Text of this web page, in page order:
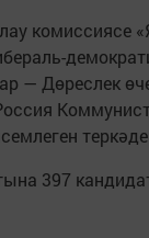
комиссиясе
— Дөреслек
397